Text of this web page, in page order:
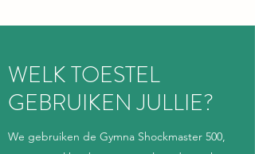
WELK TOESTEL
GEBRUIKEN JULLIE?
We gebruiken de Gymna Shockmaster 500,